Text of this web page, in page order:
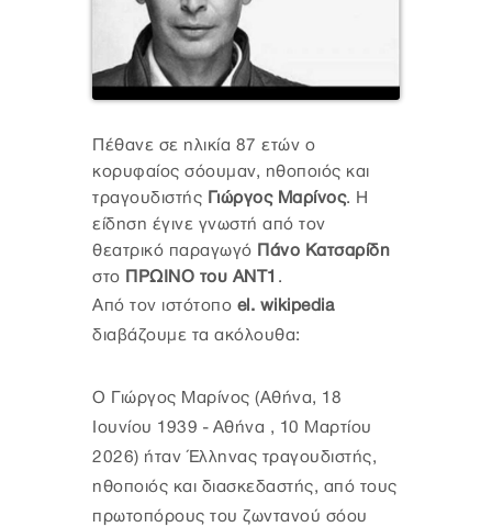
Πέθανε σε ηλικία 87 ετών ο
κορυφαίος σόουμαν, ηθοποιός και
τραγουδιστής Γιώργος Μαρίνος. Η
είδηση έγινε γνωστή από τον
θεατρικό παραγωγό Πάνο Κατσαρίδη
στο ΠΡΩΙΝΟ του ΑΝΤ1 .
Από τον ιστότοπο el. wikipedia
διαβάζουμε τα ακόλουθα:
Ο Γιώργος Μαρίνος (Αθήνα, 18
Ιουνίου 1939 - Αθήνα , 10 Μαρτίου
2026) ήταν Έλληνας τραγουδιστής,
ηθοποιός και διασκεδαστής, από τους
πρωτοπόρους του ζωντανού σόου